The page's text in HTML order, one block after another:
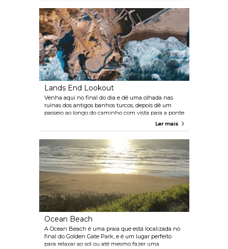
semana ou após o trabalho.
Lands End Lookout
Venha aqui no final do dia e dê uma olhada nas
ruínas dos antigos banhos turcos, depois dê um
passeio ao longo do caminho com vista para a ponte
Ler mais
Ocean Beach
A Ocean Beach é uma praia que está localizada no
final do Golden Gate Park, e é um lugar perfeito
para relaxar ao sol ou até mesmo fazer uma